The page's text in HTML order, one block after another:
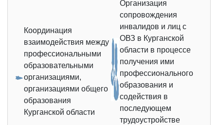
Координация
взаимодействия между
профессиональными
образовательными
организациями,
организациями общего
образования
Курганской области
Организация
сопровождения
инвалидов и лиц с
ОВЗ в Курганской
области в процессе
получения ими
профессионального
образования и
содействия в
последующем
трудоустройстве